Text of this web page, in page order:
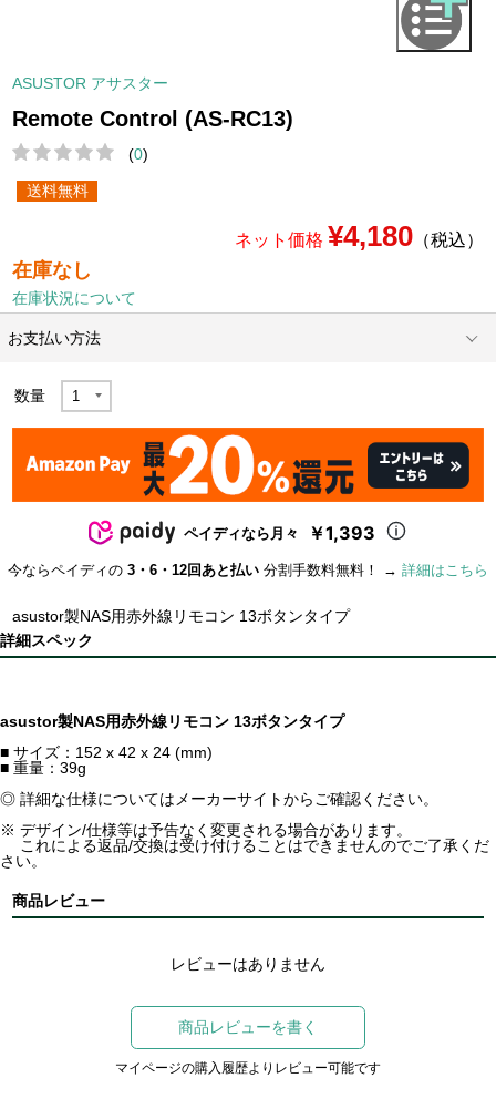
ASUSTOR アサスター
Remote Control (AS-RC13)
(0)
送料無料
ネット価格 ¥4,180（税込）
在庫なし
在庫状況について
お支払い方法
数量
ペイディなら月々 ￥1,393
今ならペイディの 3・6・12回あと払い 分割手数料無料！ → 詳細はこちら
asustor製NAS用赤外線リモコン 13ボタンタイプ
詳細スペック
asustor製NAS用赤外線リモコン 13ボタンタイプ
■ サイズ：152 x 42 x 24 (mm)
■ 重量：39g
◎ 詳細な仕様についてはメーカーサイトからご確認ください。
※ デザイン/仕様等は予告なく変更される場合があります。
これによる返品/交換は受け付けることはできませんのでご了承くだ
さい。
商品レビュー
レビューはありません
商品レビューを書く
マイページの購入履歴よりレビュー可能です